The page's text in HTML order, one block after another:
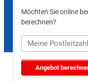
Möchten Sie online
berechnen?
Angebot